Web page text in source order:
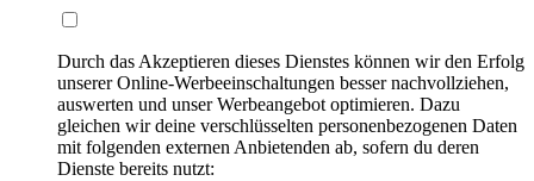
Durch das Akzeptieren dieses Dienstes können wir den Erfolg
unserer Online-Werbeeinschaltungen besser nachvollziehen,
auswerten und unser Werbeangebot optimieren. Dazu
gleichen wir deine verschlüsselten personenbezogenen Daten
mit folgenden externen Anbietenden ab, sofern du deren
Dienste bereits nutzt: